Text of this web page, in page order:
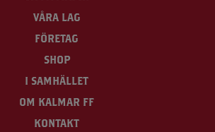
VÅRA LAG
FÖRETAG
SHOP
I SAMHÄLLET
OM KALMAR FF
KONTAKT